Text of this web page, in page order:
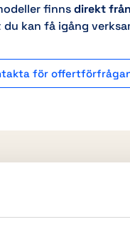
finnsdirekt
du kan få igång
för